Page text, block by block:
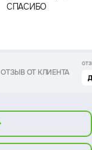
СПАСИБО
ОТЗЫВ ОТ КЛИЕНТА